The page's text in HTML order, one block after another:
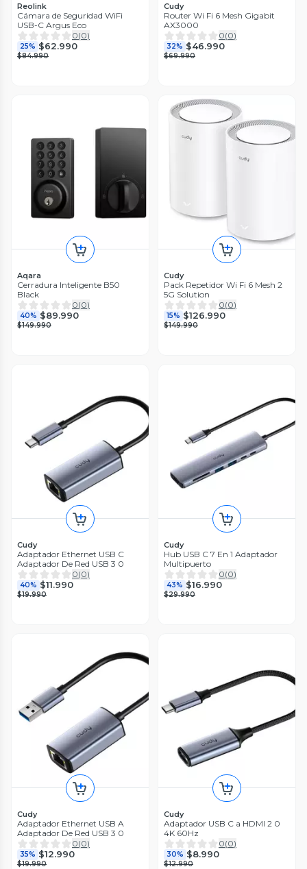
Reolink
Cámara de Seguridad WiFi
USB-C Argus Eco
0(0)
25% $62.990
$84.990
Cudy
Router Wi Fi 6 Mesh Gigabit
AX3000
0(0)
32% $46.990
$69.990
Aqara
Cerradura Inteligente B50
Black
0(0)
40% $89.990
$149.990
Cudy
Pack Repetidor Wi Fi 6 Mesh 2
5G Solution
0(0)
15% $126.990
$149.990
Cudy
Adaptador Ethernet USB C
Adaptador De Red USB 3 0
0(0)
40% $11.990
$19.990
Cudy
Hub USB C 7 En 1 Adaptador
Multipuerto
0(0)
43% $16.990
$29.990
Cudy
Adaptador Ethernet USB A
Adaptador De Red USB 3 0
0(0)
35% $12.990
$19.990
Cudy
Adaptador USB C a HDMI 2 0
4K 60Hz
0(0)
30% $8.990
$12.990